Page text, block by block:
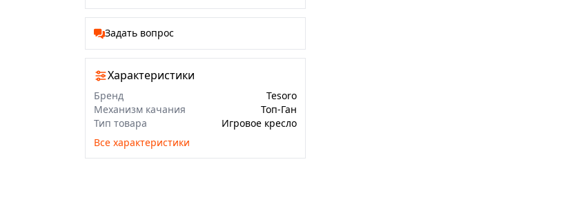
Задать вопрос
Характеристики
Бренд
Tesoro
Механизм качания
Топ-Ган
Тип товара
Игровое кресло
Все характеристики